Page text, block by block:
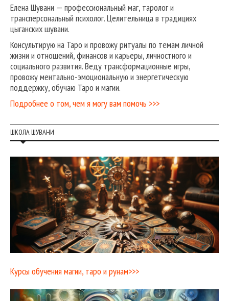
Елена Шувани — профессиональный маг, таролог и
трансперсональный психолог. Целительница в традициях
цыганских шувани.
Консультирую на Таро и провожу ритуалы по темам личной
жизни и отношений, финансов и карьеры, личностного и
социального развития. Веду трансформационные игры,
провожу ментально-эмоциональную и энергетическую
поддержку, обучаю Таро и магии.
Подробнее о том, чем я могу вам помочь >>>
ШКОЛА ШУВАНИ
Курсы обучения магии, таро и рунам>>>